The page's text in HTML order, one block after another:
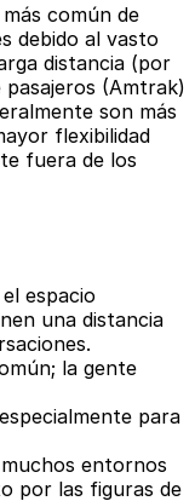
común de
debido al vasto
distancia (por
(Amtrak)
son más
flexibilidad
fuera de los
espacio
una distancia
la gente
para
entornos
por las figuras de